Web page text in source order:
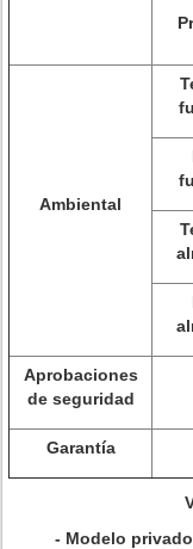
Ambiental
Aprobaciones
de seguridad
Garantía
- Modelo